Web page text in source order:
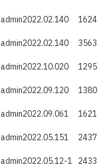
admin2022.02.140
1624
admin2022.02.140
3563
admin2022.10.020
1295
admin2022.09.120
1380
admin2022.09.061
1621
admin2022.05.151
2437
admin2022.05.12-1 2433